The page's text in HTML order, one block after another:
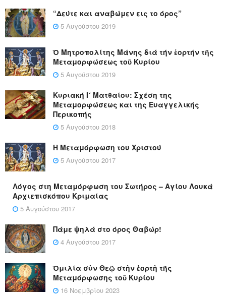
“Δεύτε και αναβώμεν εις το όρος”
5 Αυγούστου 2019
Ὁ Μητροπολίτης Μάνης διά τήν ἑορτήν τῆς
Μεταμορφώσεως τοῦ Κυρίου
5 Αυγούστου 2019
Κυριακή Ι´ Ματθαίου: Σχέση της
Μεταμορφώσεως και της Ευαγγελικής
Περικοπής
5 Αυγούστου 2018
Η Μεταμόρφωση του Χριστού
5 Αυγούστου 2017
Λόγος στη Μεταμόρφωση του Σωτήρος – Αγίου Λουκά
Αρχιεπισκόπου Κριμαίας
5 Αυγούστου 2017
Πάμε ψηλά στο όρος Θαβώρ!
4 Αυγούστου 2017
Ὁμιλία σὺν Θεῷ στὴν ἑορτὴ τῆς
Μεταμόρφωσης τοῦ Κυρίου
16 Νοεμβρίου 2023